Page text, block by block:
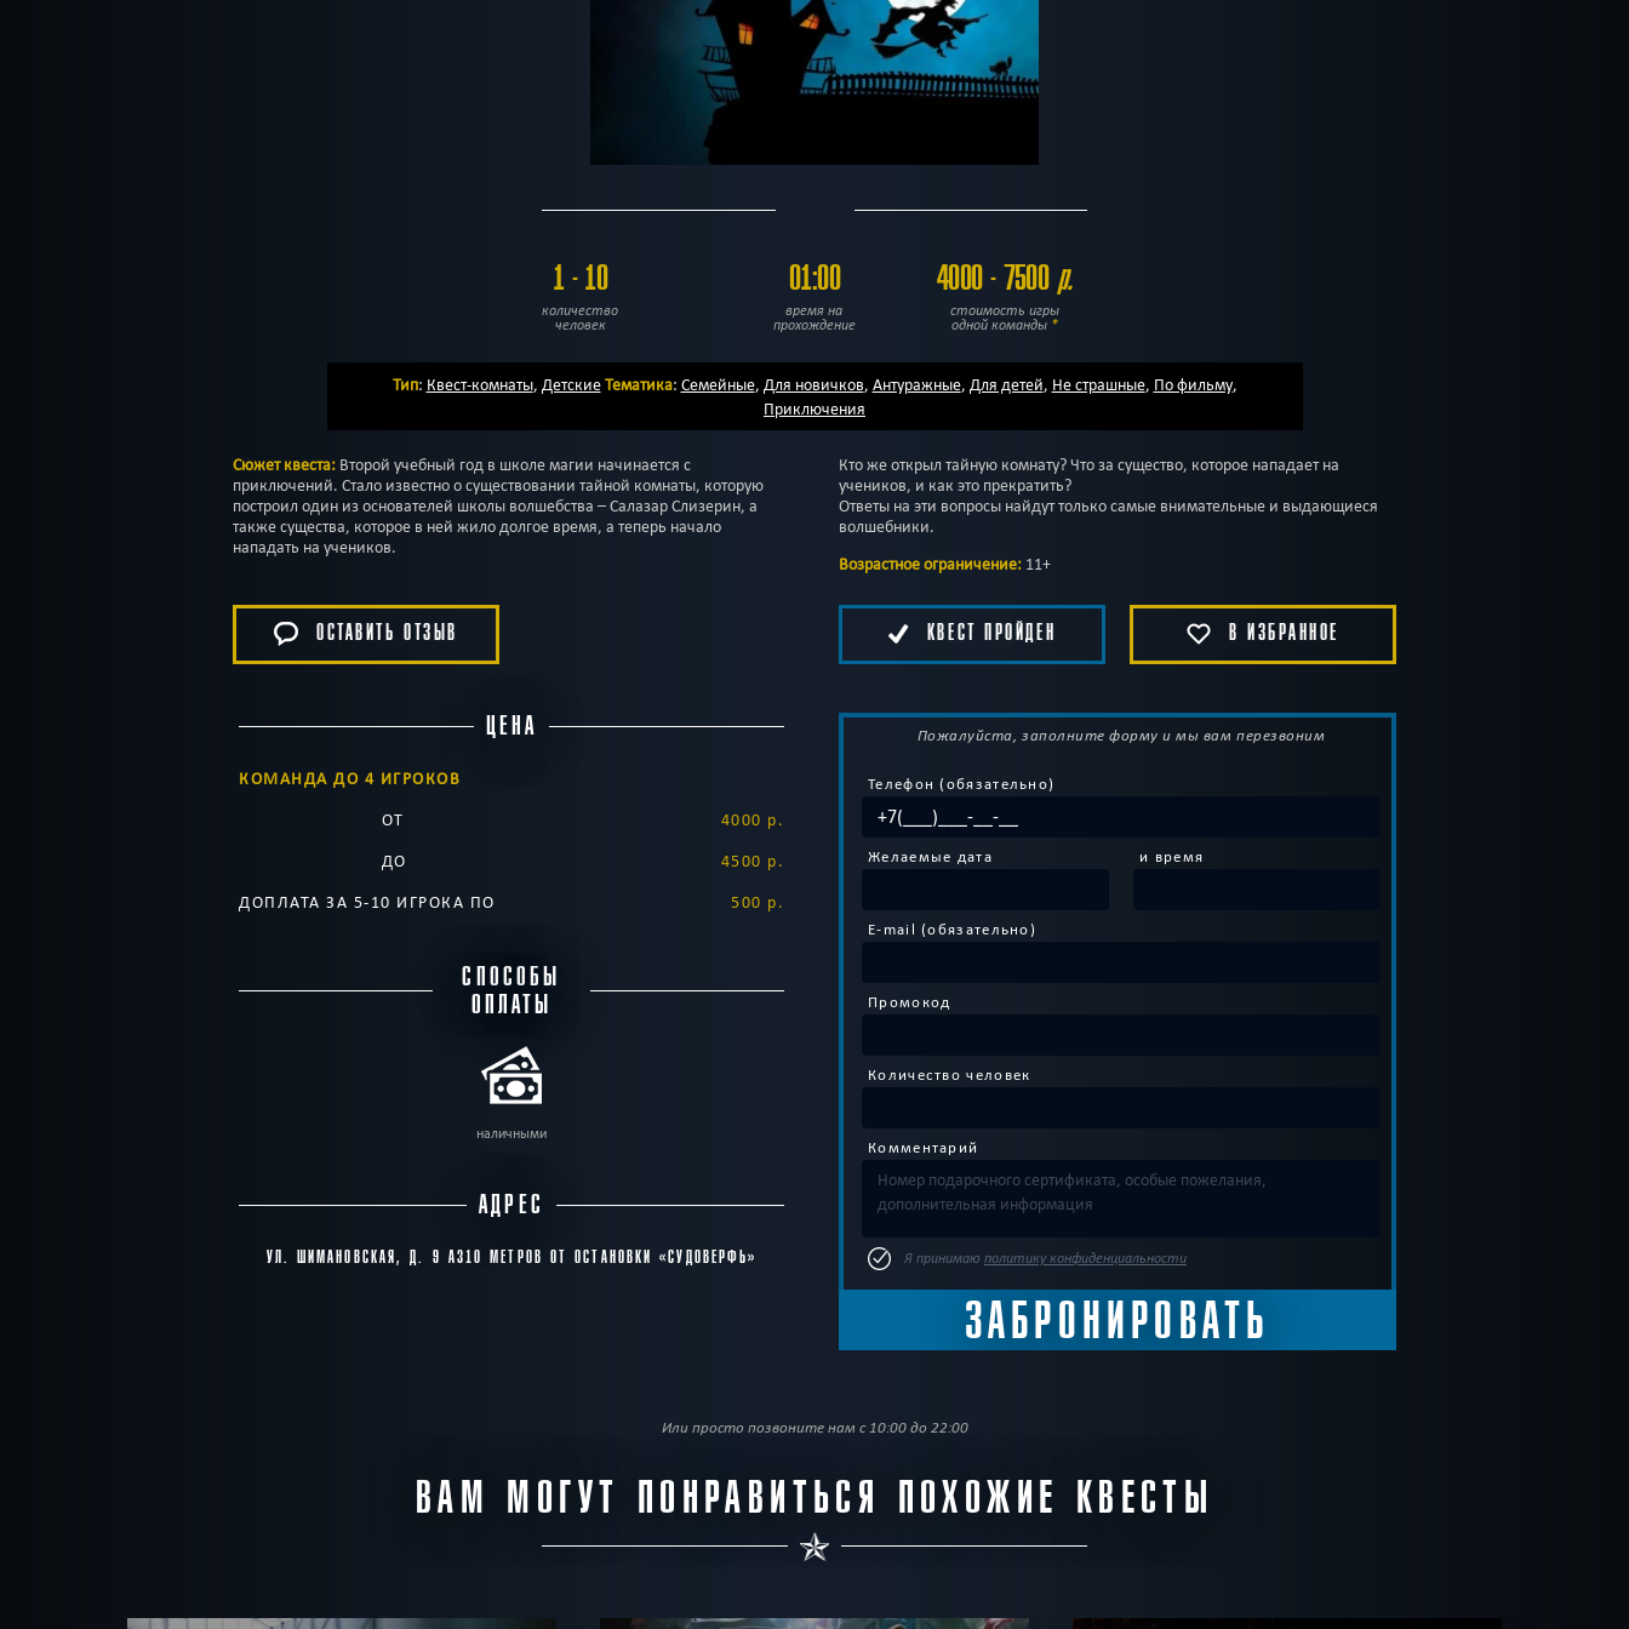
1 - 10
количество
человек
01:00
время на
прохождение
4000 - 7500р.
стоимость игры
одной команды *
Тип: Квест-комнаты, ДетскиеТематика: Семейные, Для новичков, Антуражные, Для детей, Не страшные, По фильму,
Приключения
Сюжет квеста: Второй учебный год в школе магии начинается с
приключений. Стало известно о существовании тайной комнаты, которую
построил один из основателей школы волшебства – Салазар Слизерин, а
также существа, которое в ней жило долгое время, а теперь начало
нападать на учеников.
Кто же открыл тайную комнату? Что за существо, которое нападает на
учеников, и как это прекратить?
Ответы на эти вопросы найдут только самые внимательные и выдающиеся
волшебники.
Возрастное ограничение: 11+
ОСТАВИТЬ ОТЗЫВ КВЕСТ ПРОЙДЕН В ИЗБРАННОЕ
ЦЕНА
КОМАНДА ДО 4 ИГРОКОВ
ОТ
4000 р.
ДО
4500 р.
ДОПЛАТА ЗА 5-10 ИГРОКА ПО
500 р.
СПОСОБЫ
ОПЛАТЫ
наличными
АДРЕС
УЛ. ШИМАНОВСКАЯ, Д. 9 А310 МЕТРОВ ОТ ОСТАНОВКИ «СУДОВЕРФЬ»
Пожалуйста, заполните форму и мы вам перезвоним
Телефон (обязательно)
Желаемые дата и время
E-mail (обязательно)
Промокод
Количество человек
Комментарий
Я принимаю политику конфиденциальности
Или просто позвоните нам с 10:00 до 22:00
ВАМ МОГУТ ПОНРАВИТЬСЯ ПОХОЖИЕ КВЕСТЫ